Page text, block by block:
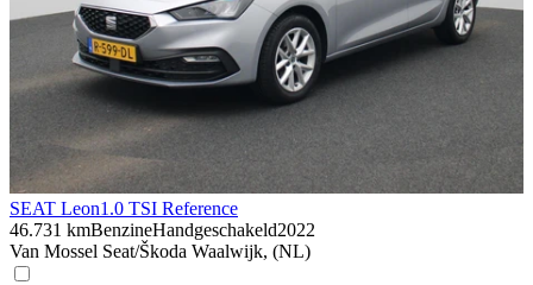
SEAT Leon1.0 TSI Reference
46.731 kmBenzineHandgeschakeld2022
Van Mossel Seat/Škoda Waalwijk, (NL)